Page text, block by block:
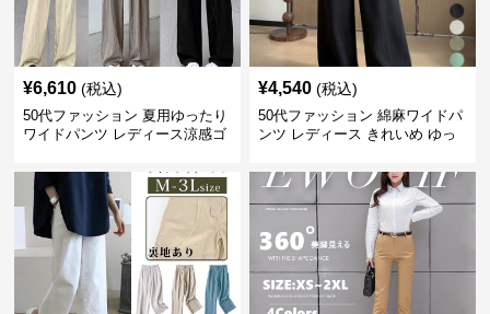
¥6,610 (税込)
50代ファッション 夏用ゆったり
ワイドパンツ レディース涼感ゴ
¥4,540 (税込)
50代ファッション 綿麻ワイドパ
ンツ レディース きれいめ ゆっ